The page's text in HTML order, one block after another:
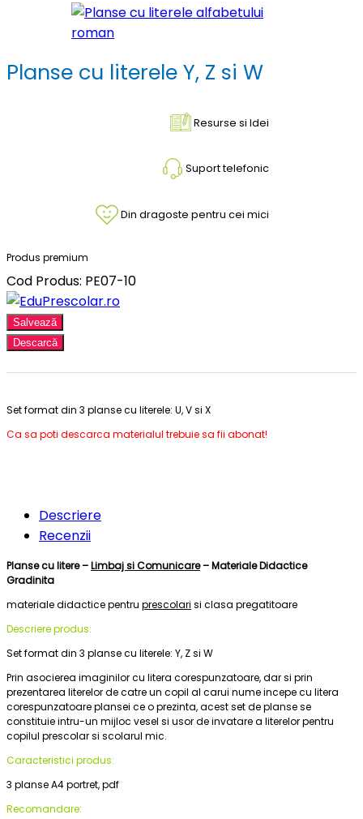
Planse cu literele Y, Z si W
Resurse si Idei
Suport telefonic
Din dragoste pentru cei mici
Produs premium
Cod Produs: PE07-10
Salvează
Descarcă
Set format din 3 planse cu literele: U, V si X
Ca sa poti descarca materialul trebuie sa fii abonat!
Descriere
Recenzii
Planse cu litere –Limbaj si Comunicare– Materiale Didactice
Gradinita
materiale didactice pentru prescolari si clasa pregatitoare
Descriere produs:
Set format din 3 planse cu literele: Y, Z si W
Prin asocierea imaginilor cu litera corespunzatoare, dar si prin
prezentarea literelor de catre un copil al carui nume incepe cu litera
corespunzatoare plansei ce o prezinta, acest set de planse se
constituie intru-un mijloc vesel si usor de invatare a literelor pentru
copilul prescolar si scolarul mic.
Caracteristici produs:
3 planse A4 portret, pdf
Recomandare: